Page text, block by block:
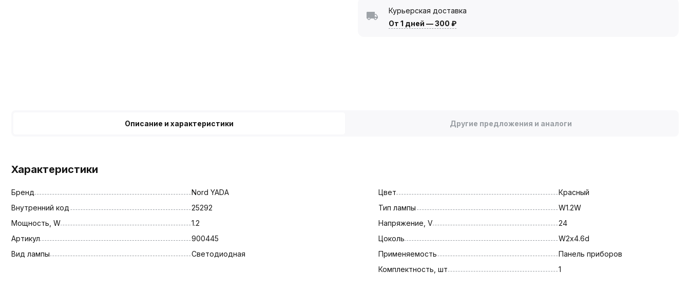
Курьерская доставка
От 1 дней —300 ₽
Описание и характеристики Другие предложения и аналоги
Характеристики
Бренд
Nord YADA
Внутренний код
25292
Мощность, W
1.2
Артикул
900445
Вид лампы
Светодиодная
Цвет
Красный
Тип лампы
W1.2W
Напряжение, V
24
Цоколь
W2х4.6d
Применяемость
Панель приборов
Комплектность, шт
1